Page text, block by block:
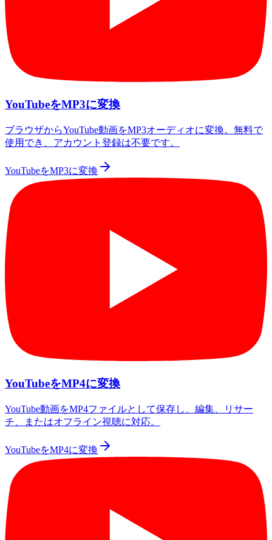
YouTubeをMP3に変換
ブラウザからYouTube動画をMP3オーディオに変換。無料で
使用でき、アカウント登録は不要です。
YouTubeをMP3に変換
YouTubeをMP4に変換
YouTube動画をMP4ファイルとして保存し、編集、リサー
チ、またはオフライン視聴に対応。
YouTubeをMP4に変換